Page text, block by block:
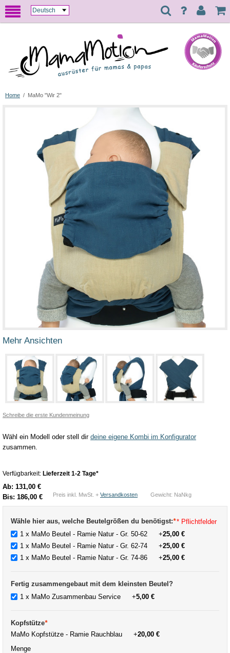
Home / MaMo "Wir 2"
Mehr Ansichten
Schreibe die erste Kundenmeinung
Wähl ein Modell oder stell dir deine eigene Kombi im Konfigurator
zusammen.
Verfügbarkeit: Lieferzeit 1-2 Tage*
Ab: 131,00 €
Bis: 186,00 € Preis inkl. MwSt. + Versandkosten Gewicht: NaNkg
Wähle hier aus, welche Beutelgrößen du benötigst:*
1 x MaMo Beutel - Ramie Natur - Gr. 50-62
+25,00 €
1 x MaMo Beutel - Ramie Natur - Gr. 62-74
+25,00 €
1 x MaMo Beutel - Ramie Natur - Gr. 74-86
+25,00 €
Fertig zusammengebaut mit dem kleinsten Beutel?
1 x MaMo Zusammenbau Service
+5,00 €
Kopfstütze*
MaMo Kopfstütze - Ramie Rauchblau
+20,00 €
Menge
* Pflichtfelder